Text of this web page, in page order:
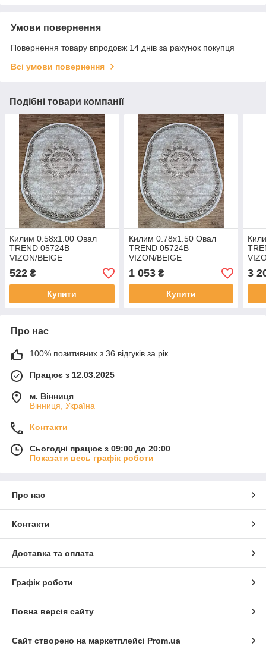
Умови повернення
Повернення товару впродовж 14 днів за рахунок покупця
Всі умови повернення
Подібні товари компанії
Килим 0.58х1.00 Овал
TREND 05724B
VIZON/BEIGE
522 ₴
Купити
Килим 0.78х1.50 Овал
TREND 05724B
VIZON/BEIGE
1 053₴
Купити
3
Про нас
100% позитивних з 36 відгуків за рік
Працює з 12.03.2025
м. Вінниця
Вінниця, Україна
Контакти
Сьогодні працює з 09:00 до 20:00
Показати весь графік роботи
Про нас
Контакти
Доставка та оплата
Графік роботи
Повна версія сайту
Сайт створено на маркетплейсі Prom.ua